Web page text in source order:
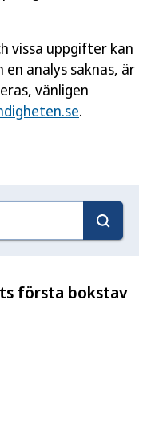
vissa uppgifter kan
analys saknas, är
vänligen
.
första bokstav